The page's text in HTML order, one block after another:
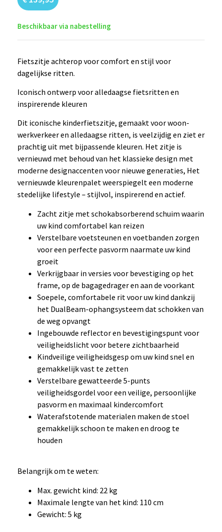
Beschikbaar via nabestelling
Fietszitje achterop voor comfort en stijl voor
dagelijkse ritten.
Iconisch ontwerp voor alledaagse fietsritten en
inspirerende kleuren
Dit iconische kinderfietszitje, gemaakt voor woon-
werkverkeer en alledaagse ritten, is veelzijdig en ziet er
prachtig uit met bijpassende kleuren. Het zitje is
vernieuwd met behoud van het klassieke design met
moderne designaccenten voor nieuwe generaties, Het
vernieuwde kleurenpalet weerspiegelt een moderne
stedelijke lifestyle – stijlvol, inspirerend en actief.
Zacht zitje met schokabsorberend schuim waarin
uw kind comfortabel kan reizen
Verstelbare voetsteunen en voetbanden zorgen
voor een perfecte pasvorm naarmate uw kind
groeit
Verkrijgbaar in versies voor bevestiging op het
frame, op de bagagedrager en aan de voorkant
Soepele, comfortabele rit voor uw kind dankzij
het DualBeam-ophangsysteem dat schokken van
de weg opvangt
Ingebouwde reflector en bevestigingspunt voor
veiligheidslicht voor betere zichtbaarheid
Kindveilige veiligheidsgesp om uw kind snel en
gemakkelijk vast te zetten
Verstelbare gewatteerde 5-punts
veiligheidsgordel voor een veilige, persoonlijke
pasvorm en maximaal kindercomfort
Waterafstotende materialen maken de stoel
gemakkelijk schoon te maken en droog te
houden
Belangrijk om te weten:
Max. gewicht kind: 22 kg
Maximale lengte van het kind: 110 cm
Gewicht: 5 kg